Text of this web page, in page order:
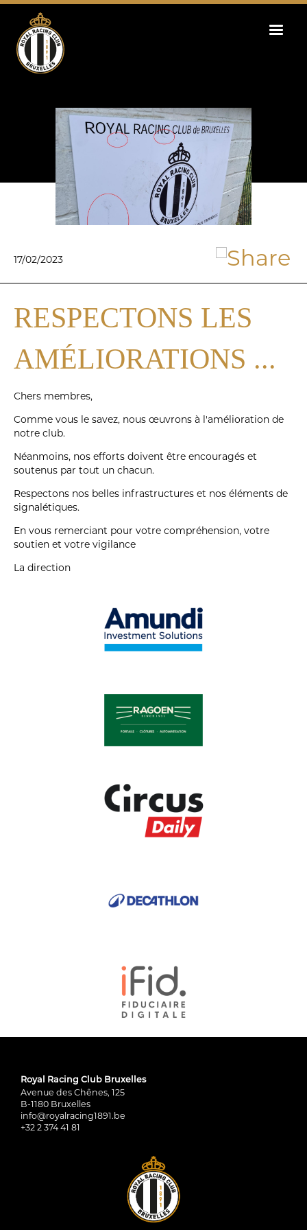
Skip
main
content
17/02/2023
RESPECTONS LES
AMÉLIORATIONS ...
Chers membres,
Comme vous le savez, nous œuvrons à l'amélioration de
notre club.
Néanmoins, nos efforts doivent être encouragés et
soutenus par tout un chacun.
Respectons nos belles infrastructures et nos éléments de
signalétiques.
En vous remerciant pour votre compréhension, votre
soutien et votre vigilance
La direction
Royal Racing Club Bruxelles
Avenue des Chênes, 125
B-1180 Bruxelles
info@royalracing1891.be
+32 2 374 41 81